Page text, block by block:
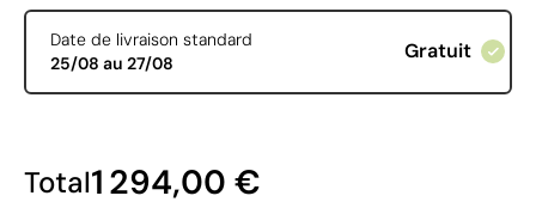
Date de livraison standard
25/08 au 27/08
Gratuit
Total1 294,00 €